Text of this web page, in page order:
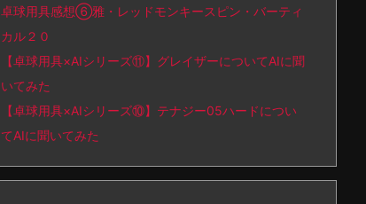
卓球用具感想⑥雅・レッドモンキースピン・バーティ
カル２０
【卓球用具×AIシリーズ⑪】グレイザーについてAIに聞
いてみた
【卓球用具×AIシリーズ⑩】テナジー05ハードについ
てAIに聞いてみた